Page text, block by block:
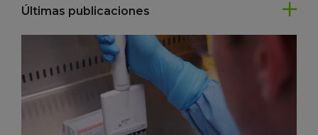
Últimas publicaciones